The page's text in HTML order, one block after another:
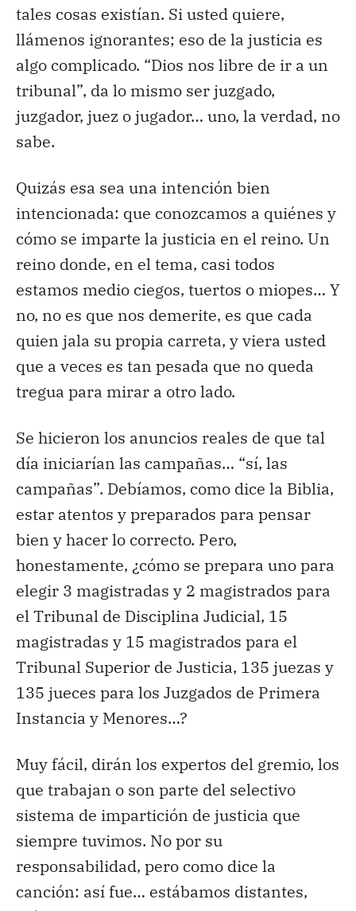
tales cosas existían. Si usted quiere,
llámenos ignorantes; eso de la justicia es
algo complicado. “Dios nos libre de ir a un
tribunal”, da lo mismo ser juzgado,
juzgador, juez o jugador… uno, la verdad, no
sabe.
Quizás esa sea una intención bien
intencionada: que conozcamos a quiénes y
cómo se imparte la justicia en el reino. Un
reino donde, en el tema, casi todos
estamos medio ciegos, tuertos o miopes… Y
no, no es que nos demerite, es que cada
quien jala su propia carreta, y viera usted
que a veces es tan pesada que no queda
tregua para mirar a otro lado.
Se hicieron los anuncios reales de que tal
día iniciarían las campañas… “sí, las
campañas”. Debíamos, como dice la Biblia,
estar atentos y preparados para pensar
bien y hacer lo correcto. Pero,
honestamente, ¿cómo se prepara uno para
elegir 3 magistradas y 2 magistrados para
el Tribunal de Disciplina Judicial, 15
magistradas y 15 magistrados para el
Tribunal Superior de Justicia, 135 juezas y
135 jueces para los Juzgados de Primera
Instancia y Menores…?
Muy fácil, dirán los expertos del gremio, los
que trabajan o son parte del selectivo
sistema de impartición de justicia que
siempre tuvimos. No por su
responsabilidad, pero como dice la
canción: así fue… estábamos distantes,